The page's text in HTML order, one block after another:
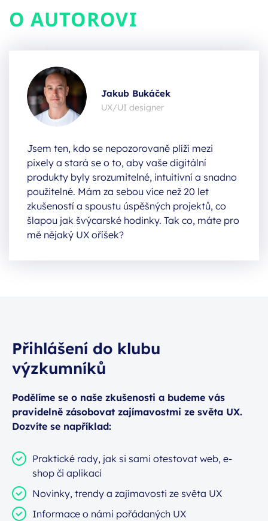
O AUTOROVI
Jakub Bukáček
UX/UI designer
Jsem ten, kdo se nepozorovaně plíží mezi
pixely a stará se o to, aby vaše digitální
produkty byly srozumitelné, intuitivní a snadno
použitelné. Mám za sebou více než 20 let
zkušeností a spoustu úspěšných projektů, co
šlapou jak švýcarské hodinky. Tak co, máte pro
mě nějaký UX oříšek?
Přihlášení do klubu
výzkumníků
Podělíme se o naše zkušenosti a budeme vás
pravidelně zásobovat zajímavostmi ze světa UX.
Dozvíte se například:
Praktické rady, jak si sami otestovat web, e-
shop či aplikaci
Novinky, trendy a zajímavosti ze světa UX
Informace o námi pořádaných UX